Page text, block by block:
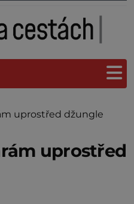
uprostřed džungle
uprostřed